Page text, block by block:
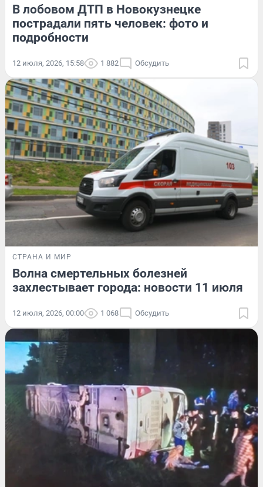
В лобовом ДТП в Новокузнецке
пострадали пять человек: фото и
подробности
12 июля, 2026, 15:58 1 882 Обсудить
СТРАНА И МИР
Волна смертельных болезней
захлестывает города: новости 11 июля
12 июля, 2026, 00:00 1 068 Обсудить